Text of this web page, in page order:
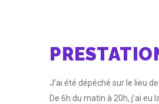
J’ai été dépéché sur le lieu
De 6h du matin à 20h, j’ai